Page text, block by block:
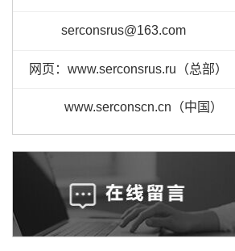
serconsrus@163.com
网页：www.serconsrus.ru（总部）
www.serconscn.cn（中国）